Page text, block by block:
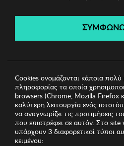
Filters
Cookies ονομάζονται κάποια πολύ
πληροφορίας τα οποία
browsers (Chrome, Mozilla Firefox
καλύτερη λειτουργία ενός
να αναγνωρίζει τις προτιμήσεις
που επιστρέφει σε αυτόν. Στο
υπάρχουν 3 διαφορετικοί τύποι
κειμένου: